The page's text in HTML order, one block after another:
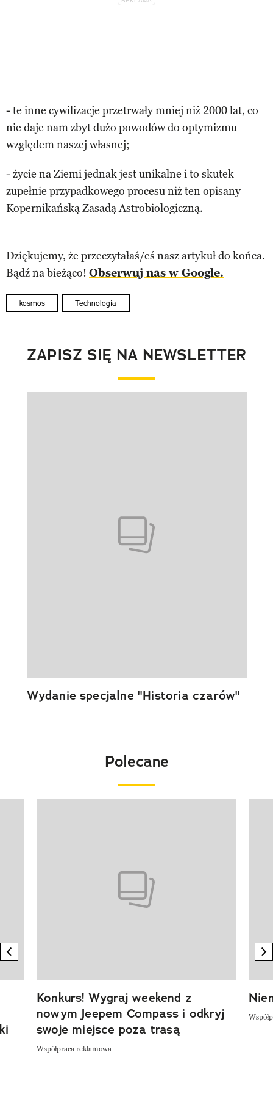
- te inne cywilizacje przetrwały mniej niż 2000 lat, co
nie daje nam zbyt dużo powodów do optymizmu
względem naszej własnej;
- życie na Ziemi jednak jest unikalne i to skutek
zupełnie przypadkowego procesu niż ten opisany
Kopernikańską Zasadą Astrobiologiczną.
Dziękujemy, że przeczytałaś/eś nasz artykuł do końca.
Bądź na bieżąco! Obserwuj nas w Google.
kosmos Technologia
ZAPISZ SIĘ NA NEWSLETTER
Wydanie specjalne "Historia czarów"
Polecane
previous element
Konkurs! Wygraj weekend z
nowym Jeepem Compass i odkryj
swoje miejsce poza trasą
Współpraca reklamowa